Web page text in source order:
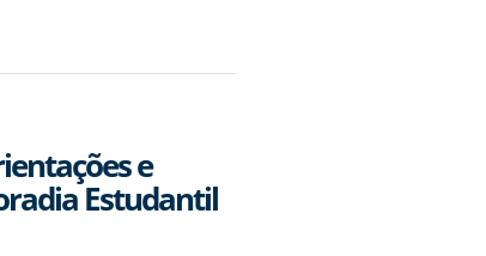
e
Estudantil